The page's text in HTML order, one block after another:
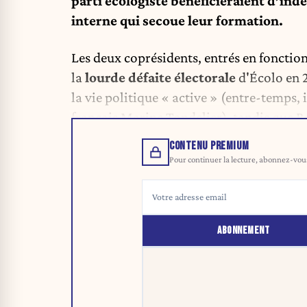
interne qui secoue leur formation.
Les deux coprésidents, entrés en
lalourde défaite électoraled'Écolo en
la vie politique « active » (entre-temps,
français Marine Tondelier), tandis que
CONTENU PREMIUM
Pour continuer la lecture, abonnez-
ABONNEMENT